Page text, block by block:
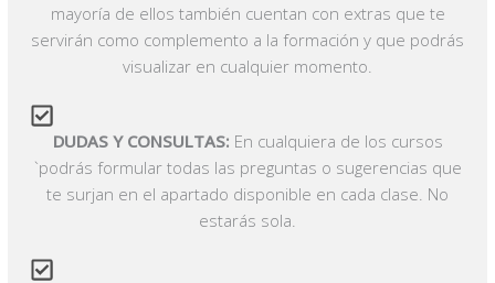
mayoría de ellos también cuentan con extras que te
servirán como complemento a la formación y que podrás
visualizar en cualquier momento.
DUDAS Y CONSULTAS: En cualquiera de los cursos
`podrás formular todas las preguntas o sugerencias que
te surjan en el apartado disponible en cada clase. No
estarás sola.